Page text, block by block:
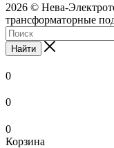
2026 © Нева-
трансформаторные
Найти
0
0
0
Корзина